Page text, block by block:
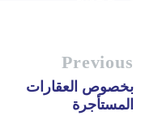
Previous
بخصوص العقارات
المستأجرة